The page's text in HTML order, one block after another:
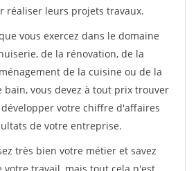
réaliser leurs projets travaux.
vous exercez dans le domaine
de la rénovation, de la
de la cuisine ou de la
bain, vous devez à tout prix trouver
votre chiffre d'affaires
de votre entreprise.
très bien votre métier et savez